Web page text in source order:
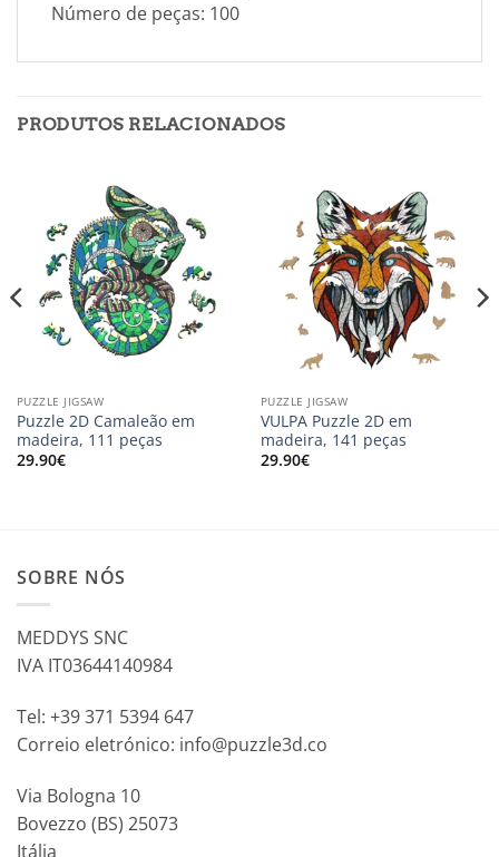
Número de peças: 100
PRODUTOS RELACIONADOS
PUZZLE JIGSAW
Puzzle 2D Camaleão em
madeira, 111 peças
29.90€
PUZZLE JIGSAW
VULPA Puzzle 2D em
madeira, 141 peças
29.90€
SOBRE NÓS
MEDDYS SNC
IVA IT03644140984
Tel: +39 371 5394 647
Correio eletrónico: info@puzzle3d.co
Via Bologna 10
Bovezzo (BS) 25073
Itália